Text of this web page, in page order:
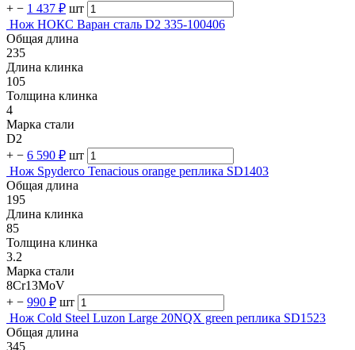
+ − 1 437 ₽ шт
Нож НОКС Варан сталь D2 335-100406
Общая длина
235
Длина клинка
105
Толщина клинка
4
Марка стали
D2
+ − 6 590 ₽ шт
Нож Spyderco Tenacious orange реплика SD1403
Общая длина
195
Длина клинка
85
Толщина клинка
3.2
Марка стали
8Cr13MoV
+ − 990 ₽ шт
Нож Cold Steel Luzon Large 20NQX green реплика SD1523
Общая длина
345